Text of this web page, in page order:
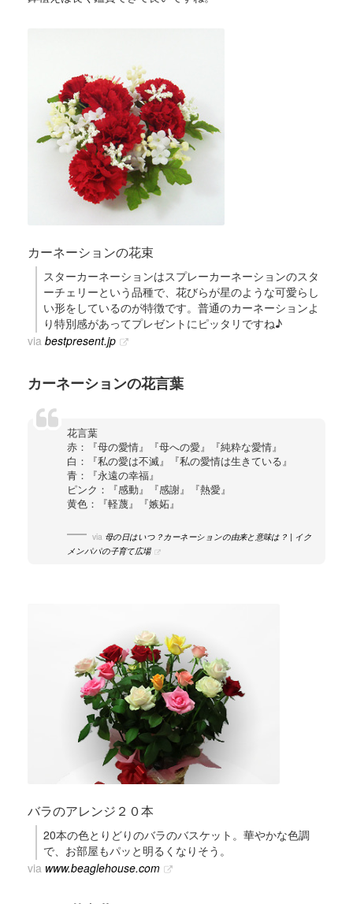
カーネーションの花束
スターカーネーションはスプレーカーネーションのスタ
ーチェリーという品種で、花びらが星のような可愛らし
い形をしているのが特徴です。普通のカーネーションよ
り特別感があってプレゼントにピッタリですね♪
via bestpresent.jp
カーネーションの花言葉
花言葉
赤：『母の愛情』『母への愛』『純粋な愛情』
白：『私の愛は不滅』『私の愛情は生きている』
青：『永遠の幸福』
ピンク：『感動』『感謝』『熱愛』
黄色：『軽蔑』『嫉妬』
via 母の日はいつ？カーネーションの由来と意味は？ | イク
メンパパの子育て広場
バラのアレンジ２０本
20本の色とりどりのバラのバスケット。華やかな色調
で、お部屋もパッと明るくなりそう。
via www.beaglehouse.com